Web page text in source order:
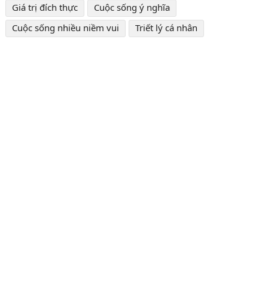
Giá trị đích thực
Cuộc sống ý nghĩa
Cuộc sống nhiều niềm vui
Triết lý cá nhân